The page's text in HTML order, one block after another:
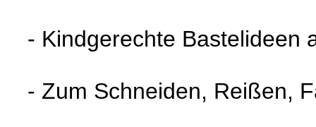
- Kindgerechte Bastelideen
- Zum Schneiden, Reißen,